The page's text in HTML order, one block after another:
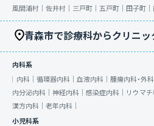
風間浦村｜ 佐井村｜ 三戸町｜ 五戸町｜ 田子町｜
青森市で診療科からクリニッ
内科系
内科｜ 循環器内科｜ 血液内科｜ 腫瘍内科・外科
内分泌内科｜ 神経内科｜ 感染症内科｜ リウマチ
漢方内科｜ 老年内科｜
小児科系